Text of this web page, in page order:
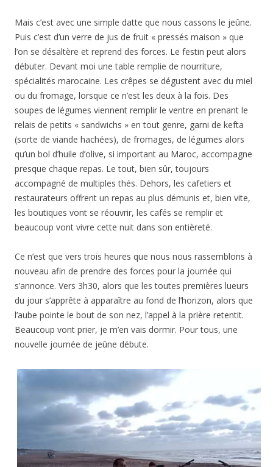
Mais c’est avec une simple datte que nous cassons le jeûne.
Puis c’est d’un verre de jus de fruit « pressés maison » que
l’on se désaltère et reprend des forces. Le festin peut alors
débuter. Devant moi une table remplie de nourriture,
spécialités marocaine. Les crêpes se dégustent avec du miel
ou du fromage, lorsque ce n’est les deux à la fois. Des
soupes de légumes viennent remplir le ventre en prenant le
relais de petits « sandwichs » en tout genre, garni de kefta
(sorte de viande hachées), de fromages, de légumes alors
qu’un bol d’huile d’olive, si important au Maroc, accompagne
presque chaque repas. Le tout, bien sûr, toujours
accompagné de multiples thés. Dehors, les cafetiers et
restaurateurs offrent un repas au plus démunis et, bien vite,
les boutiques vont se réouvrir, les cafés se remplir et
beaucoup vont vivre cette nuit dans son entièreté.
Ce n’est que vers trois heures que nous nous rassemblons à
nouveau afin de prendre des forces pour la journée qui
s’annonce. Vers 3h30, alors que les toutes premières lueurs
du jour s’apprête à apparaître au fond de l’horizon, alors que
l’aube pointe le bout de son nez, l’appel à la prière retentit.
Beaucoup vont prier, je m’en vais dormir. Pour tous, une
nouvelle journée de jeûne débute.